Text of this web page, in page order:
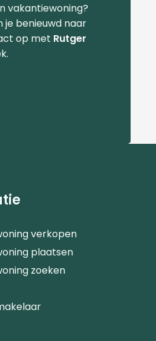
vakantiewoning?
je benieuwd naar
op met Rutger
verkopen
plaatsen
zoeken